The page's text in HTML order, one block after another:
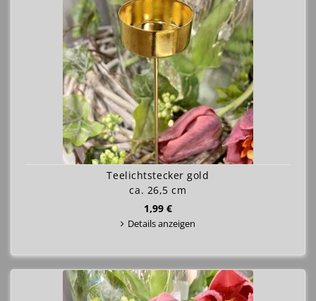
Teelichtstecker gold
ca. 26,5 cm
1,99 €
Details anzeigen